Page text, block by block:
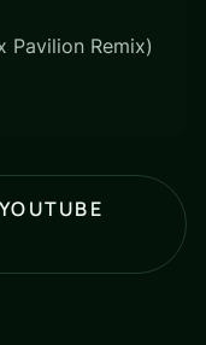
Pavilion Remix)